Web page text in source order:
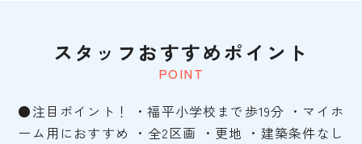
POINT
スタッフおすすめポイント
●注目ポイント！ ・福平小学校まで歩19分 ・マイホ
ーム用におすすめ ・全2区画 ・更地 ・建築条件なし